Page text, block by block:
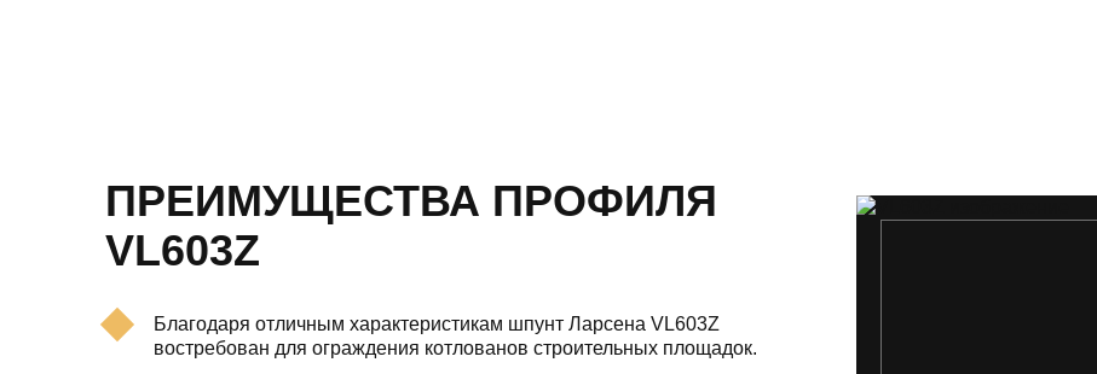
ПРЕИМУЩЕСТВА ПРОФИЛЯ
VL603Z
Благодаря отличным характеристикам шпунт Ларсена VL603Z
востребован для ограждения котлованов строительных площадок.